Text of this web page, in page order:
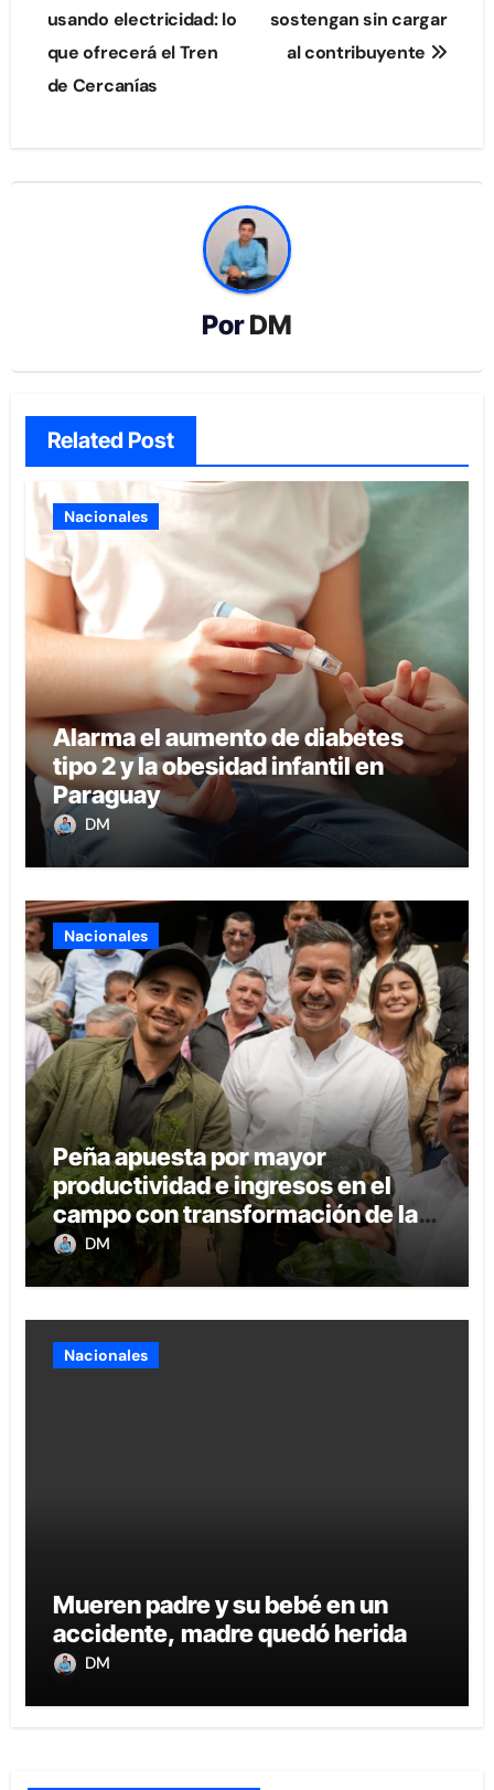
entradas
usando electricidad: lo
que ofrecerá el Tren
de Cercanías
sostengan sin cargar
al contribuyente
PorDM
Related Post
Nacionales
Alarma el aumento de diabetes
tipo 2 y la obesidad infantil en
Paraguay
DM
Nacionales
Peña apuesta por mayor
productividad e ingresos en el
campo con transformación de la
agricultura familiar
DM
Nacionales
Mueren padre y su bebé en un
accidente, madre quedó herida
DM